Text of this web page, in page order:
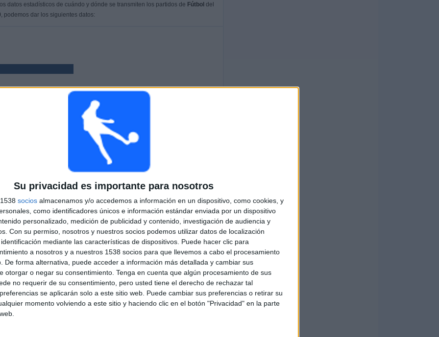
Su privacidad es importante para nosotros
socios almacenamos y/o accedemos a información en un dispositivo, como cookies, y
como identificadores únicos e información estándar enviada por un dispositivo
personalizado, medición de publicidad y contenido, investigación de audiencia y
Con su permiso, nosotros y nuestros socios podemos utilizar datos de localización
mediante las características de dispositivos. Puede hacer clic para
a nosotros y a nuestros 1538 socios para que llevemos a cabo el procesamiento
De forma alternativa, puede acceder a información más detallada y cambiar sus
otorgar o negar su consentimiento. Tenga en cuenta que algún procesamiento de sus
no requerir de su consentimiento, pero usted tiene el derecho de rechazar tal
se aplicarán solo a este sitio web. Puede cambiar sus preferencias o retirar su
momento volviendo a este sitio y haciendo clic en el botón "Privacidad" en la parte
datos estadísticos de cuándo y dónde se transmiten los partidos de Fútbol del
, podemos dar los siguientes datos:
2438
SIN PARTIDO
PARTIDOS
23
CONSECUTIVOS
DE PAGO
11
RIVALES
4
VS Berkane
1
COMPETICIONES
RANKING POR COMPETICIONES
23 (100%)
Ver ranking completo